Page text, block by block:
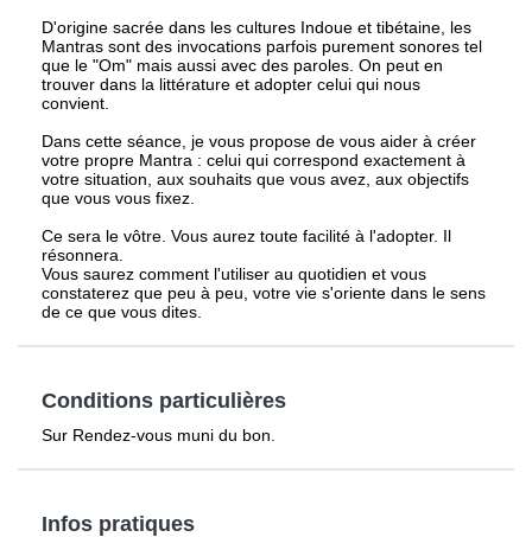
D'origine sacrée dans les cultures Indoue et tibétaine, les
Mantras sont des invocations parfois purement sonores tel
que le "Om" mais aussi avec des paroles. On peut en
trouver dans la littérature et adopter celui qui nous
convient.
Dans cette séance, je vous propose de vous aider à créer
votre propre Mantra : celui qui correspond exactement à
votre situation, aux souhaits que vous avez, aux objectifs
que vous vous fixez.
Ce sera le vôtre. Vous aurez toute facilité à l'adopter. Il
résonnera.
Vous saurez comment l'utiliser au quotidien et vous
constaterez que peu à peu, votre vie s'oriente dans le sens
de ce que vous dites.
Conditions particulières
Sur Rendez-vous muni du bon.
Infos pratiques